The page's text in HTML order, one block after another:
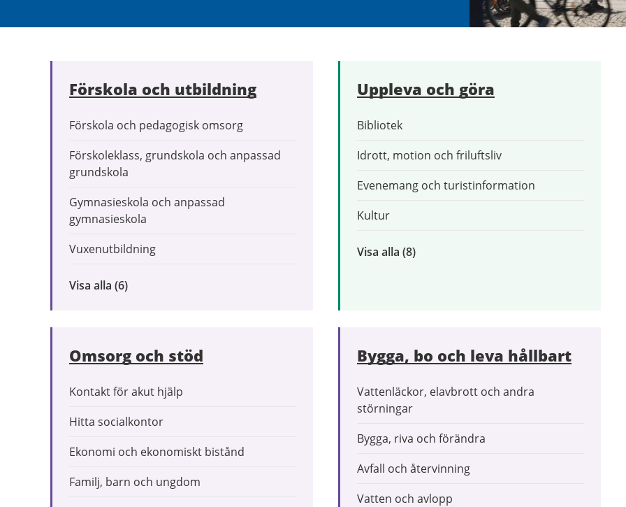
Förskola och utbildning
Förskola och pedagogisk omsorg
Förskoleklass, grundskola och anpassad
grundskola
Gymnasieskola och anpassad
gymnasieskola
Vuxenutbildning
Visa alla inom
(6)
Uppleva och göra
Bibliotek
Idrott, motion och friluftsliv
Evenemang och turistinformation
Kultur
Visa alla inom
(8)
Omsorg och stöd
Kontakt för akut hjälp
Hitta socialkontor
Ekonomi och ekonomiskt bistånd
Familj, barn och ungdom
Bygga, bo och leva hållbart
Vattenläckor, elavbrott och andra
störningar
Bygga, riva och förändra
Avfall och återvinning
Vatten och avlopp